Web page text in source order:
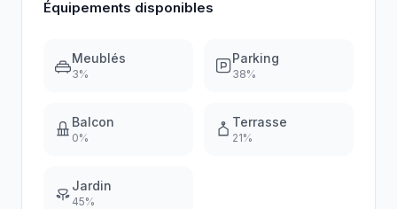
Équipements disponibles
Meublés
3%
Parking
38%
Balcon
0%
Terrasse
21%
Jardin
45%